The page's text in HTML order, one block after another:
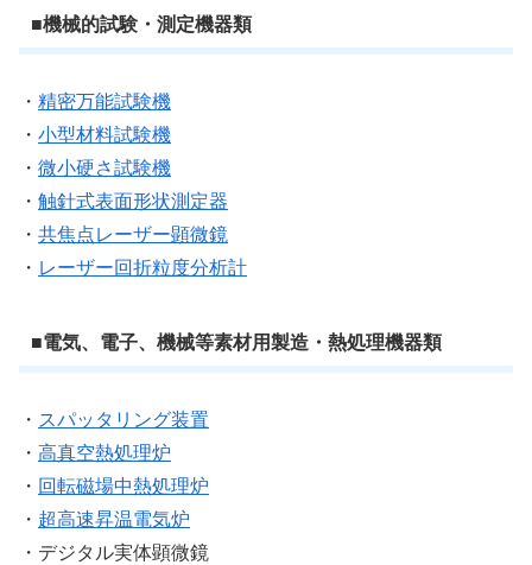
■機械的試験・測定機器類
・ 精密万能試験機
・ 小型材料試験機
・ 微小硬さ試験機
・ 触針式表面形状測定器
・ 共焦点レーザー顕微鏡
・ レーザー回折粒度分析計
■電気、電子、機械等素材用製造・熱処理機器類
・ スパッタリング装置
・ 高真空熱処理炉
・ 回転磁場中熱処理炉
・ 超高速昇温電気炉
・デジタル実体顕微鏡